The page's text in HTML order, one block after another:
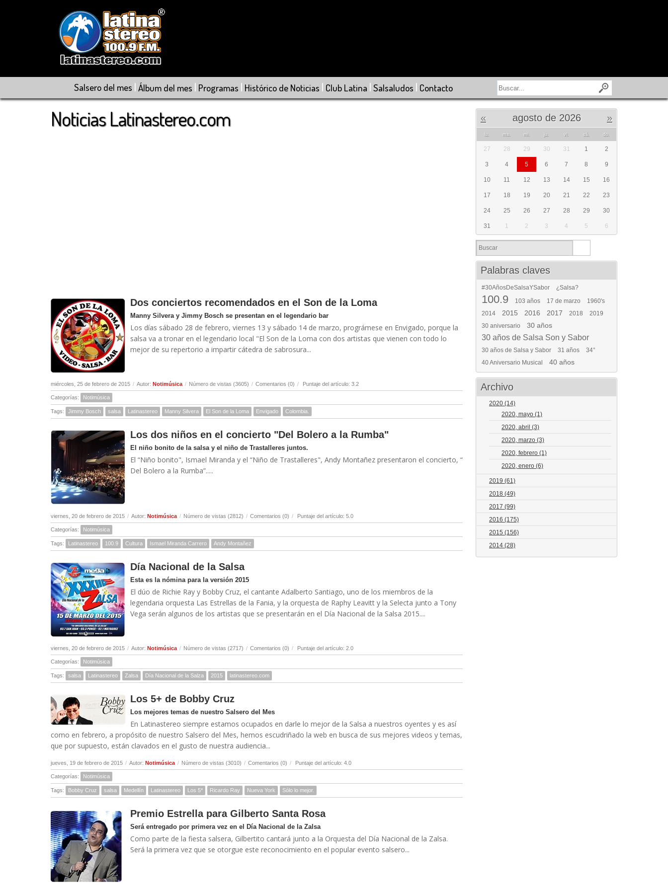
Salsero del mes | Álbum del mes | Programas | Histórico de Noticias | Club Latina | Salsaludos | Contacto
Noticias Latinastereo.com
Dos conciertos recomendados en el Son de la Loma
Manny Silvera y Jimmy Bosch se presentan en el legendario bar
Los días sábado 28 de febrero, viernes 13 y sábado 14 de marzo, prográmese en Envigado, porque la
salsa va a tronar en el legendario local "El Son de la Loma con dos artistas que vienen con todo lo
mejor de su repertorio a impartir cátedra de sabrosura...
miércoles, 25 de febrero de 2015 / Autor: Notimúsica / Número de vistas (3605) / Comentarios (0) / Puntaje del artículo: 3.2
Categorías: Notimúsica
Tags: Jimmy Bosch salsa Latinastereo Manny Silvera El Son de la Loma Envigado Colombia.
Los dos niños en el concierto "Del Bolero a la Rumba"
El niño bonito de la salsa y el niño de Trastalleres juntos.
El “Niño bonito", Ismael Miranda y el “Niño de Trastalleres", Andy Montañez presentaron el concierto, “
Del Bolero a la Rumba”.....
viernes, 20 de febrero de 2015 / Autor: Notimúsica / Número de vistas (2812) / Comentarios (0) / Puntaje del artículo: 5.0
Categorías: Notimúsica
Tags: Latinastereo 100.9 Cultura Ismael Miranda Carrero Andy Montañez
Día Nacional de la Salsa
Esta es la nómina para la versión 2015
El dúo de Richie Ray y Bobby Cruz, el cantante Adalberto Santiago, uno de los miembros de la
legendaria orquesta Las Estrellas de la Fania, y la orquesta de Raphy Leavitt y la Selecta junto a Tony
Vega serán algunos de los artistas que se presentarán en el Día Nacional de la Salsa 2015....
viernes, 20 de febrero de 2015 / Autor: Notimúsica / Número de vistas (2717) / Comentarios (0) / Puntaje del artículo: 2.0
Categorías: Notimúsica
Tags: salsa Latinastereo Zalsa Día Nacional de la Salza 2015 latinastereo.com
Los 5+ de Bobby Cruz
Los mejores temas de nuestro Salsero del Mes
En Latinastereo siempre estamos ocupados en darle lo mejor de la Salsa a nuestros oyentes y es así
como en febrero, a propósito de nuestro Salsero del Mes, hemos escudriñado la web en busca de sus mejores videos y temas,
que por supuesto, están clavados en el gusto de nuestra audiencia...
jueves, 19 de febrero de 2015 / Autor: Notimúsica / Número de vistas (3010) / Comentarios (0) / Puntaje del artículo: 4.0
Categorías: Notimúsica
Tags: Bobby Cruz salsa Medellín Latinastereo Los 5* Ricardo Ray Nueva York Sólo lo mejor.
Premio Estrella para Gilberto Santa Rosa
Será entregado por primera vez en el Día Nacional de la Zalsa
Como parte de la fiesta salsera, Gilbertito cantará junto a la Orquesta del Día Nacional de la Zalsa.
Será la primera vez que se otorgue este reconocimiento en el popular evento salsero...
« agosto de 2026 »
lu. ma. mi. ju. vi. sá. do.
27 28 29 30 31 1 2
3 4 5 6 7 8 9
10 11 12 13 14 15 16
17 18 19 20 21 22 23
24 25 26 27 28 29 30
31 1 2 3 4 5 6
Palabras claves
#30AñosDeSalsaYSabor ¿Salsa?
100.9 103 años 17 de marzo
1960's
2014
2015 2016 2017 2018
2019
30 aniversario
30 años
30 años de Salsa Son y Sabor
30 años de Salsa y Sabor 31 años
34°
40 Aniversario Musical
40 años
Archivo
2020 (14)
2020, mayo (1)
2020, abril (3)
2020, marzo (3)
2020, febrero (1)
2020, enero (6)
2019 (61)
2018 (49)
2017 (99)
2016 (175)
2015 (156)
2014 (28)